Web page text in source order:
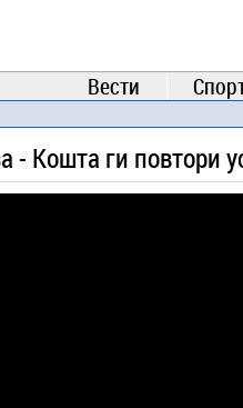
Вести
- Кошта ги повтори